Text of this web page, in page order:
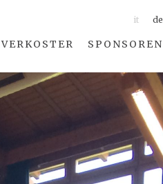
it de
VERKOSTER SPONSOREN